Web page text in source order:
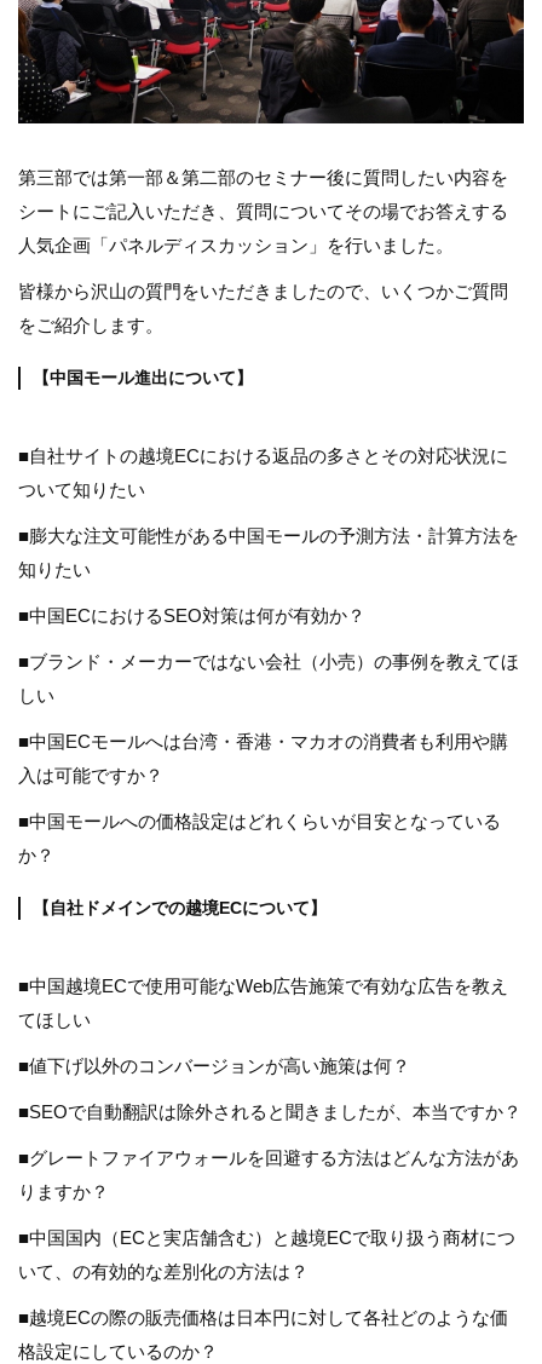
第三部では第一部＆第二部のセミナー後に質問したい内容を
シートにご記入いただき、質問についてその場でお答えする
人気企画「パネルディスカッション」を行いました。
皆様から沢山の質門をいただきましたので、いくつかご質問
をご紹介します。
【中国モール進出について】
■自社サイトの越境ECにおける返品の多さとその対応状況に
ついて知りたい
■膨大な注文可能性がある中国モールの予測方法・計算方法を
知りたい
■中国ECにおけるSEO対策は何が有効か？
■ブランド・メーカーではない会社（小売）の事例を教えてほ
しい
■中国ECモールへは台湾・香港・マカオの消費者も利用や購
入は可能ですか？
■中国モールへの価格設定はどれくらいが目安となっている
か？
【自社ドメインでの越境ECについて】
■中国越境ECで使用可能なWeb広告施策で有効な広告を教え
てほしい
■値下げ以外のコンバージョンが高い施策は何？
■SEOで自動翻訳は除外されると聞きましたが、本当ですか？
■グレートファイアウォールを回避する方法はどんな方法があ
りますか？
■中国国内（ECと実店舗含む）と越境ECで取り扱う商材につ
いて、の有効的な差別化の方法は？
■越境ECの際の販売価格は日本円に対して各社どのような価
格設定にしているのか？